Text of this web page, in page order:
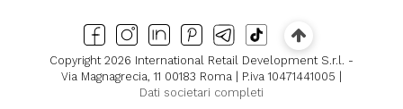
Copyright 2026 International Retail Development S.r.l. -
Via Magnagrecia, 11 00183 Roma | P.iva 10471441005 |
Dati societari completi